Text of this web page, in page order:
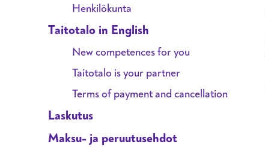
Henkilökunta
Taitotalo in English
New competences for you
Taitotalo is your partner
Terms of payment and cancellation
Laskutus
Maksu- ja peruutusehdot